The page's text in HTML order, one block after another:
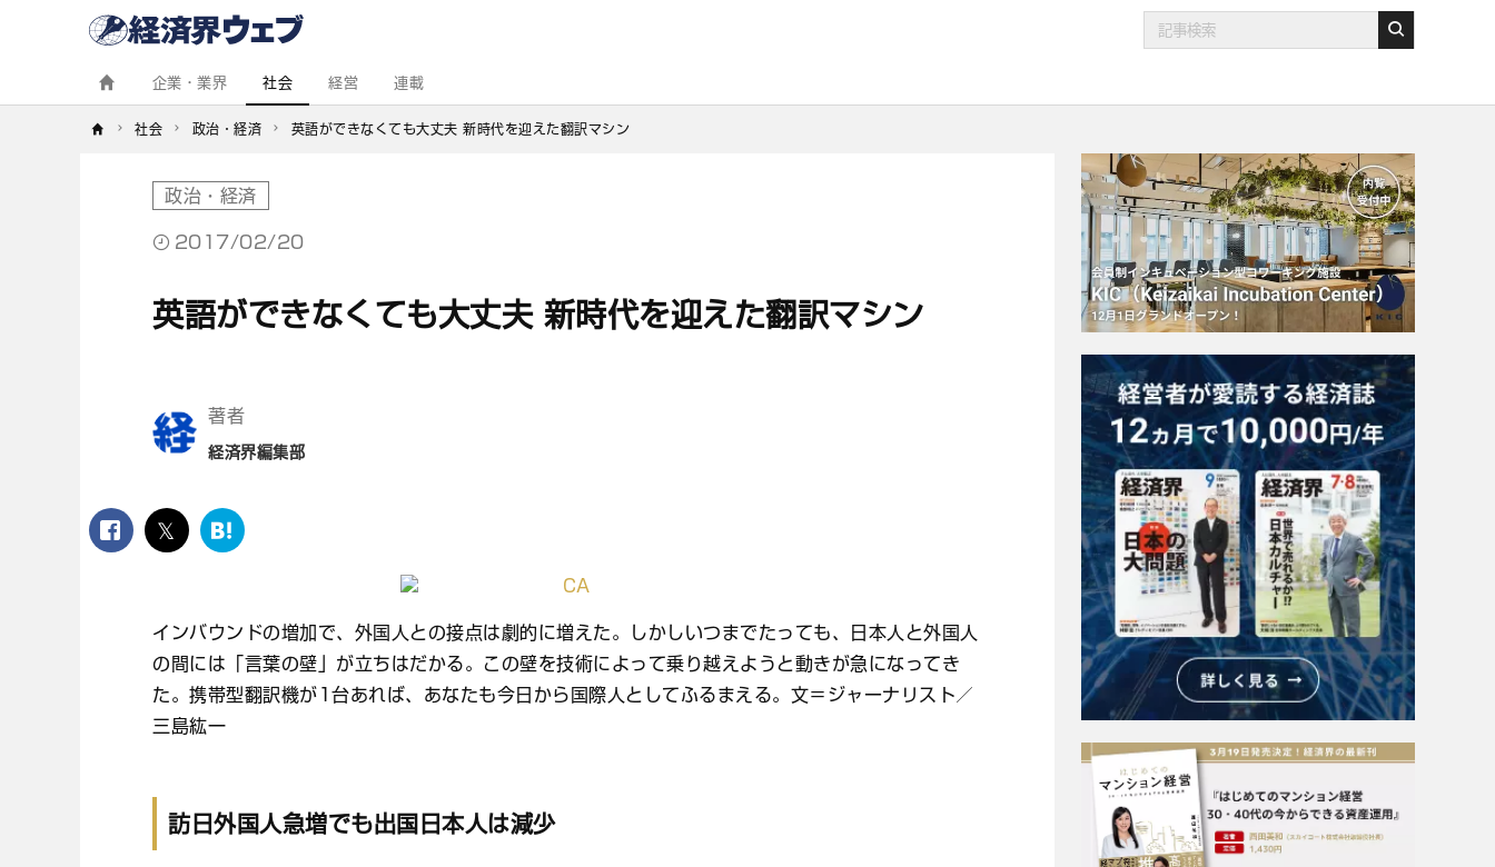
企業・業界 社会 経営 連載
社会 政治・経済 英語ができなくても大丈夫 新時代を迎えた翻訳マシン
政治・経済
2017/02/20
英語ができなくても大丈夫 新時代を迎えた翻訳マシン
著者
経済界編集部
facebook
twitter
は
ッ
ク
マ
ー
インバウンドの増加で、外国人との接点は劇的に増えた。しかしいつまでたっても、日本人と外国人
の間には「言葉の壁」が立ちはだかる。この壁を技術によって乗り越えようと動きが急になってき
た。携帯型翻訳機が1台あれば、あなたも今日から国際人としてふるまえる。文＝ジャーナリスト／
三島紘一
訪日外国人急増でも出国日本人は減少